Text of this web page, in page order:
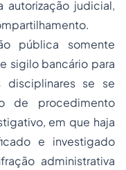
autorização judicial,
pública somente
sigilo bancário para
disciplinares se se
de procedimento
em que haja
e investigado
administrativa